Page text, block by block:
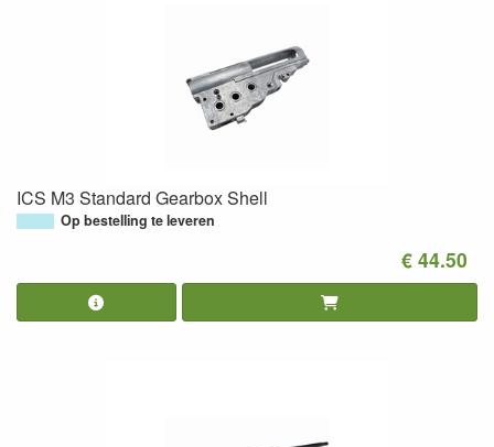
ICS M3 Standard Gearbox Shell
Op bestelling te leveren
€ 44.50